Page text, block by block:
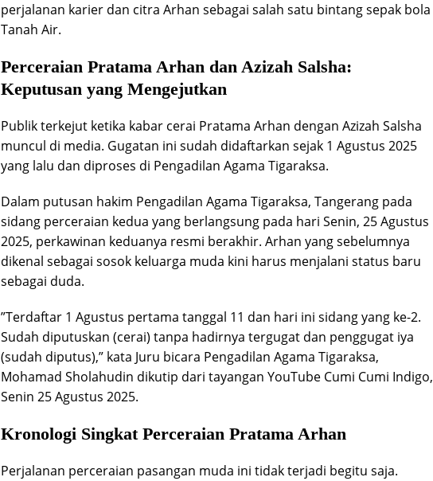
perjalanan karier dan citra Arhan sebagai salah satu bintang sepak bola
Tanah Air.
Perceraian Pratama Arhan dan Azizah Salsha:
Keputusan yang Mengejutkan
Publik terkejut ketika kabar cerai Pratama Arhan dengan Azizah Salsha
muncul di media. Gugatan ini sudah didaftarkan sejak 1 Agustus 2025
yang lalu dan diproses di Pengadilan Agama Tigaraksa.
Dalam putusan hakim Pengadilan Agama Tigaraksa, Tangerang pada
sidang perceraian kedua yang berlangsung pada hari Senin, 25 Agustus
2025, perkawinan keduanya resmi berakhir. Arhan yang sebelumnya
dikenal sebagai sosok keluarga muda kini harus menjalani status baru
sebagai duda.
”Terdaftar 1 Agustus pertama tanggal 11 dan hari ini sidang yang ke-2.
Sudah diputuskan (cerai) tanpa hadirnya tergugat dan penggugat iya
(sudah diputus),” kata Juru bicara Pengadilan Agama Tigaraksa,
Mohamad Sholahudin dikutip dari tayangan YouTube Cumi Cumi Indigo,
Senin 25 Agustus 2025.
Kronologi Singkat Perceraian Pratama Arhan
Perjalanan perceraian pasangan muda ini tidak terjadi begitu saja.